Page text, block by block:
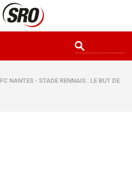
FC NANTES - STADE RENNAIS : LE BUT DE